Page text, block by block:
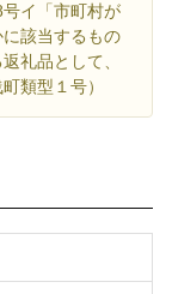
イ「市町村が
該当するもの
礼品として、
類型１号）